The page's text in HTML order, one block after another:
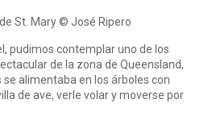
St. Mary © José Ripero
pudimos contemplar uno de los
de la zona de Queensland,
alimentaba en los árboles con
de ave, verle volar y moverse por